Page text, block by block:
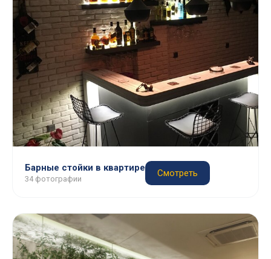
Барные стойки в квартире
34 фотографии
Смотреть